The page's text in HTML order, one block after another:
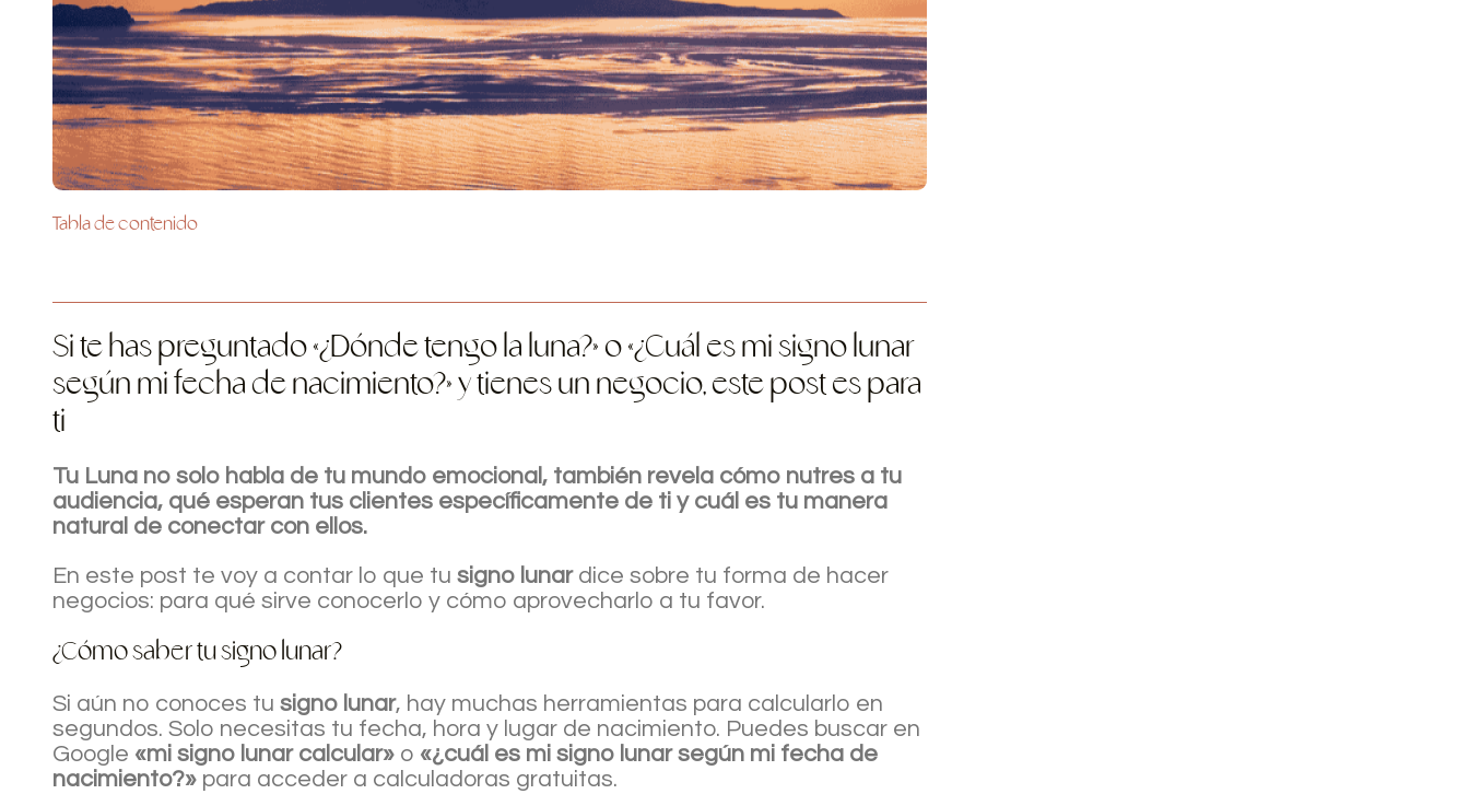
Tabla de contenido
Si te has preguntado «¿Dónde tengo la luna?» o «¿Cuál es mi signo lunar
según mi fecha de nacimiento?» y tienes un negocio, este post es para
ti
Tu Luna no solo habla de tu mundo emocional, también revela cómo nutres a tu
audiencia, qué esperan tus clientes específicamente de ti y cuál es tu manera
natural de conectar con ellos.
En este post te voy a contar lo que tusigno lunardice sobre tu forma de hacer
negocios: para qué sirve conocerlo y cómo aprovecharlo a tu favor.
¿Cómo saber tu signo lunar?
Si aún no conoces tusigno lunar, hay muchas herramientas para calcularlo en
segundos. Solo necesitas tu fecha, hora y lugar de nacimiento. Puedes buscar en
Google «mi signo lunar calcular» o «¿cuál es mi signo lunar según mi fecha de
nacimiento?» para acceder a calculadoras gratuitas.